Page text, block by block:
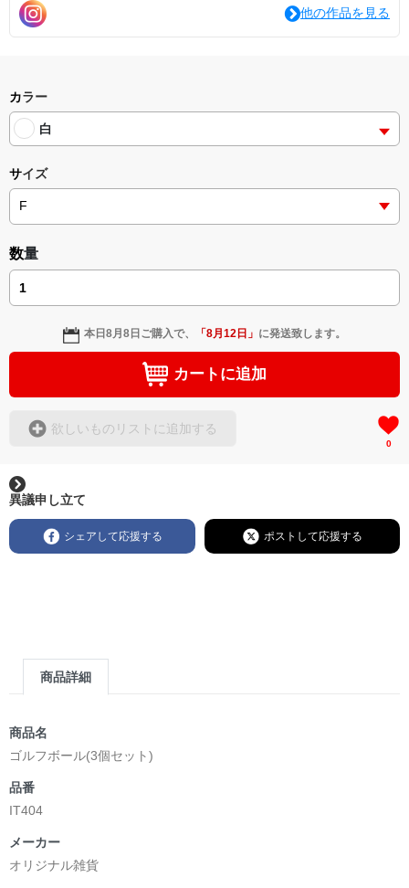
「（一個・一枚・ずつからのご購入もお気軽に宜しくお願い
致します。<(_ _)> ）」
私なりの（）根底を元に都度思考感コンセプトデザインクリ
エイト（創造）しています。
「（）」
よろしくお願い致します。(｡•ㅅ•｡) (*´•ω•`*)…
平成三十年10月20日16時45分10月22日12時58分、
12.28.22.33.に追書。
他の作品を見る
カラー
白
サイズ
数量
本日8月8日 ご購入で、 「8月12日 」 に発送致します。
カートに追加
欲しいものリストに追加する
0
異議申し立て
シェアして応援する ポストして応援する
商品詳細
商品名
ゴルフボール(3個セット)
品番
IT404
メーカー
オリジナル雑貨